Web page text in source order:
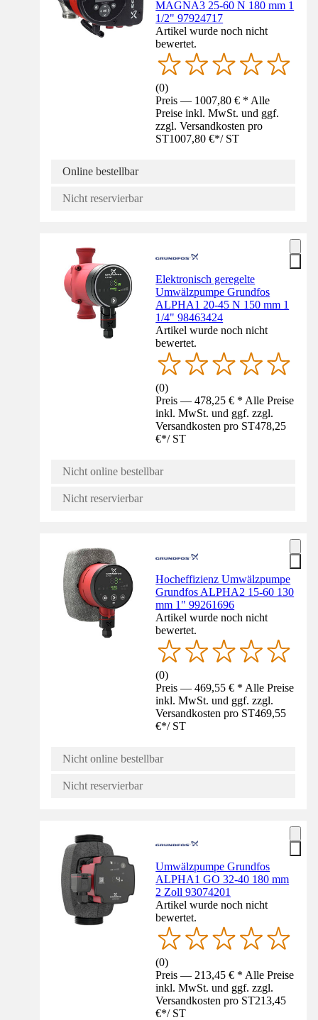
MAGNA3 25-60 N 180 mm 1
1/2" 97924717
Artikel wurde noch nicht
bewertet.
(0)
Preis — 1007,80 € * Alle
Preise inkl. MwSt. und ggf.
zzgl. Versandkosten pro
ST1007,80 €*/ ST
Online bestellbar
Nicht reservierbar
Elektronisch geregelte
Umwälzpumpe Grundfos
ALPHA1 20-45 N 150 mm 1
1/4" 98463424
Artikel wurde noch nicht
bewertet.
(0)
Preis — 478,25 € * Alle Preise
inkl. MwSt. und ggf. zzgl.
Versandkosten pro ST478,25
€*/ ST
Nicht online bestellbar
Nicht reservierbar
Hocheffizienz Umwälzpumpe
Grundfos ALPHA2 15-60 130
mm 1" 99261696
Artikel wurde noch nicht
bewertet.
(0)
Preis — 469,55 € * Alle Preise
inkl. MwSt. und ggf. zzgl.
Versandkosten pro ST469,55
€*/ ST
Nicht online bestellbar
Nicht reservierbar
Umwälzpumpe Grundfos
ALPHA1 GO 32-40 180 mm
2 Zoll 93074201
Artikel wurde noch nicht
bewertet.
(0)
Preis — 213,45 € * Alle Preise
inkl. MwSt. und ggf. zzgl.
Versandkosten pro ST213,45
€*/ ST